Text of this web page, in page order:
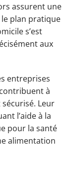
assurent une
plan pratique
s’est
aux
entreprises
à
Leur
l’aide à la
pour la santé
alimentation